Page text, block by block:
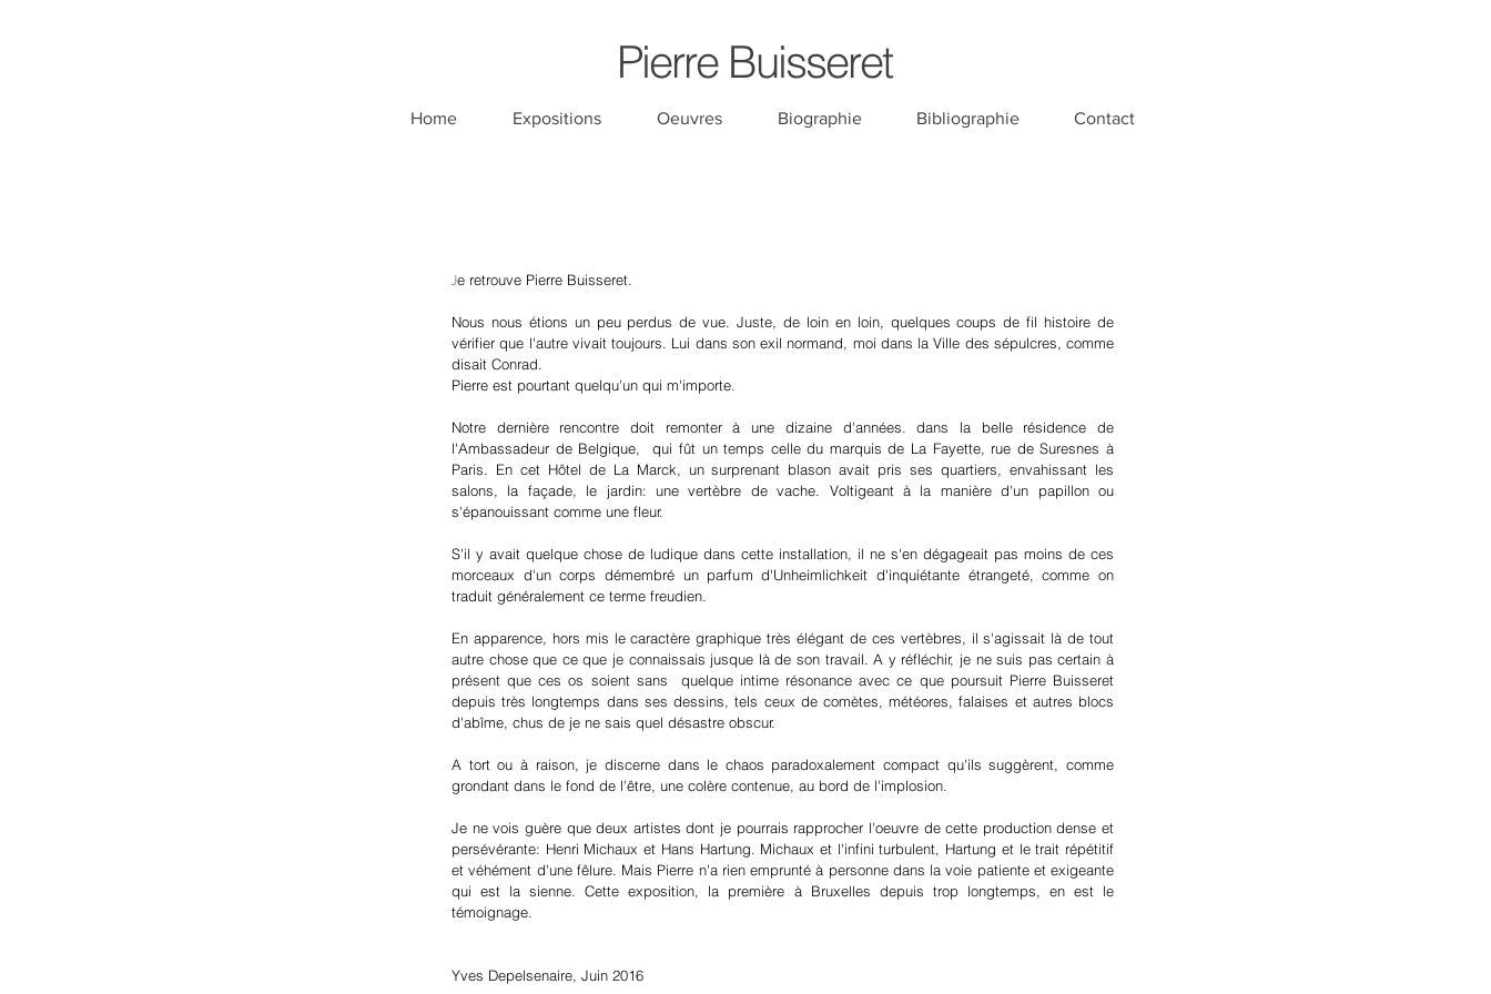
Pierre Buisseret
Home Expositions Oeuvres Biographie Bibliographie Contact
Je retrouve Pierre Buisseret.
Nous nous étions un peu perdus de vue. Juste, de loin en loin, quelques coups de fil histoire de
vérifier que l'autre vivait toujours. Lui dans son exil normand, moi dans la Ville des sépulcres, comme
disait Conrad.
Pierre est pourtant quelqu'un qui m'importe.
Notre dernière rencontre doit remonter à une dizaine d'années. dans la belle résidence de
l'Ambassadeur de Belgique, qui fût un temps celle du marquis de La Fayette, rue de Suresnes à
Paris. En cet Hôtel de La Marck, un surprenant blason avait pris ses quartiers, envahissant les
salons, la façade, le jardin: une vertèbre de vache. Voltigeant à la manière d'un papillon ou
s'épanouissant comme une fleur.
S'il y avait quelque chose de ludique dans cette installation, il ne s'en dégageait pas moins de ces
morceaux d'un corps démembré un parfum d'Unheimlichkeit d'inquiétante étrangeté, comme on
traduit généralement ce terme freudien.
En apparence, hors mis le caractère graphique très élégant de ces vertèbres, il s'agissait là de tout
autre chose que ce que je connaissais jusque là de son travail. A y réfléchir, je ne suis pas certain à
présent que ces os soient sans quelque intime résonance avec ce que poursuit Pierre Buisseret
depuis très longtemps dans ses dessins, tels ceux de comètes, météores, falaises et autres blocs
d'abîme, chus de je ne sais quel désastre obscur.
A tort ou à raison, je discerne dans le chaos paradoxalement compact qu'ils suggèrent, comme
grondant dans le fond de l'être, une colère contenue, au bord de l'implosion.
Je ne vois guère que deux artistes dont je pourrais rapprocher l'oeuvre de cette production dense et
persévérante: Henri Michaux et Hans Hartung. Michaux et l'infini turbulent, Hartung et le trait répétitif
et véhément d'une fêlure. Mais Pierre n'a rien emprunté à personne dans la voie patiente et exigeante
qui est la sienne. Cette exposition, la première à Bruxelles depuis trop longtemps, en est le
témoignage.
Yves Depelsenaire, Juin 2016